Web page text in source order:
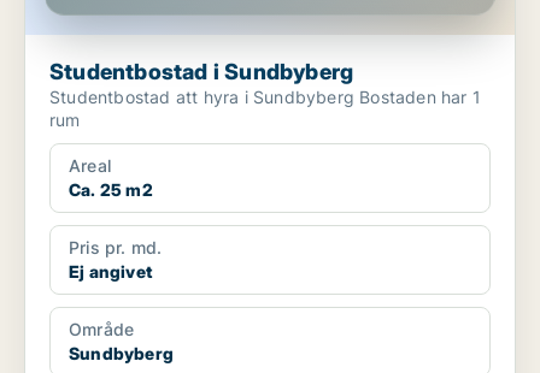
Studentbostad i Sundbyberg
Studentbostad att hyra i Sundbyberg Bostaden har 1
rum
Areal
Ca. 25 m2
Pris pr. md.
Ej angivet
Område
Sundbyberg